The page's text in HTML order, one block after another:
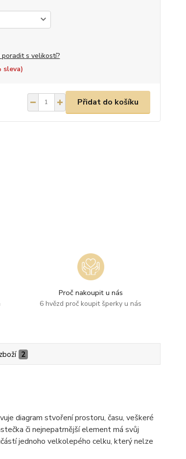
s velikostí?
sleva)
Přidat do košíku
Proč nakoupit u nás
6 hvězd proč koupit šperky u nás
2
diagram stvoření prostoru, času, veškeré
či nejnepatrnější element má svůj
jednoho velkolepého celku, který nelze